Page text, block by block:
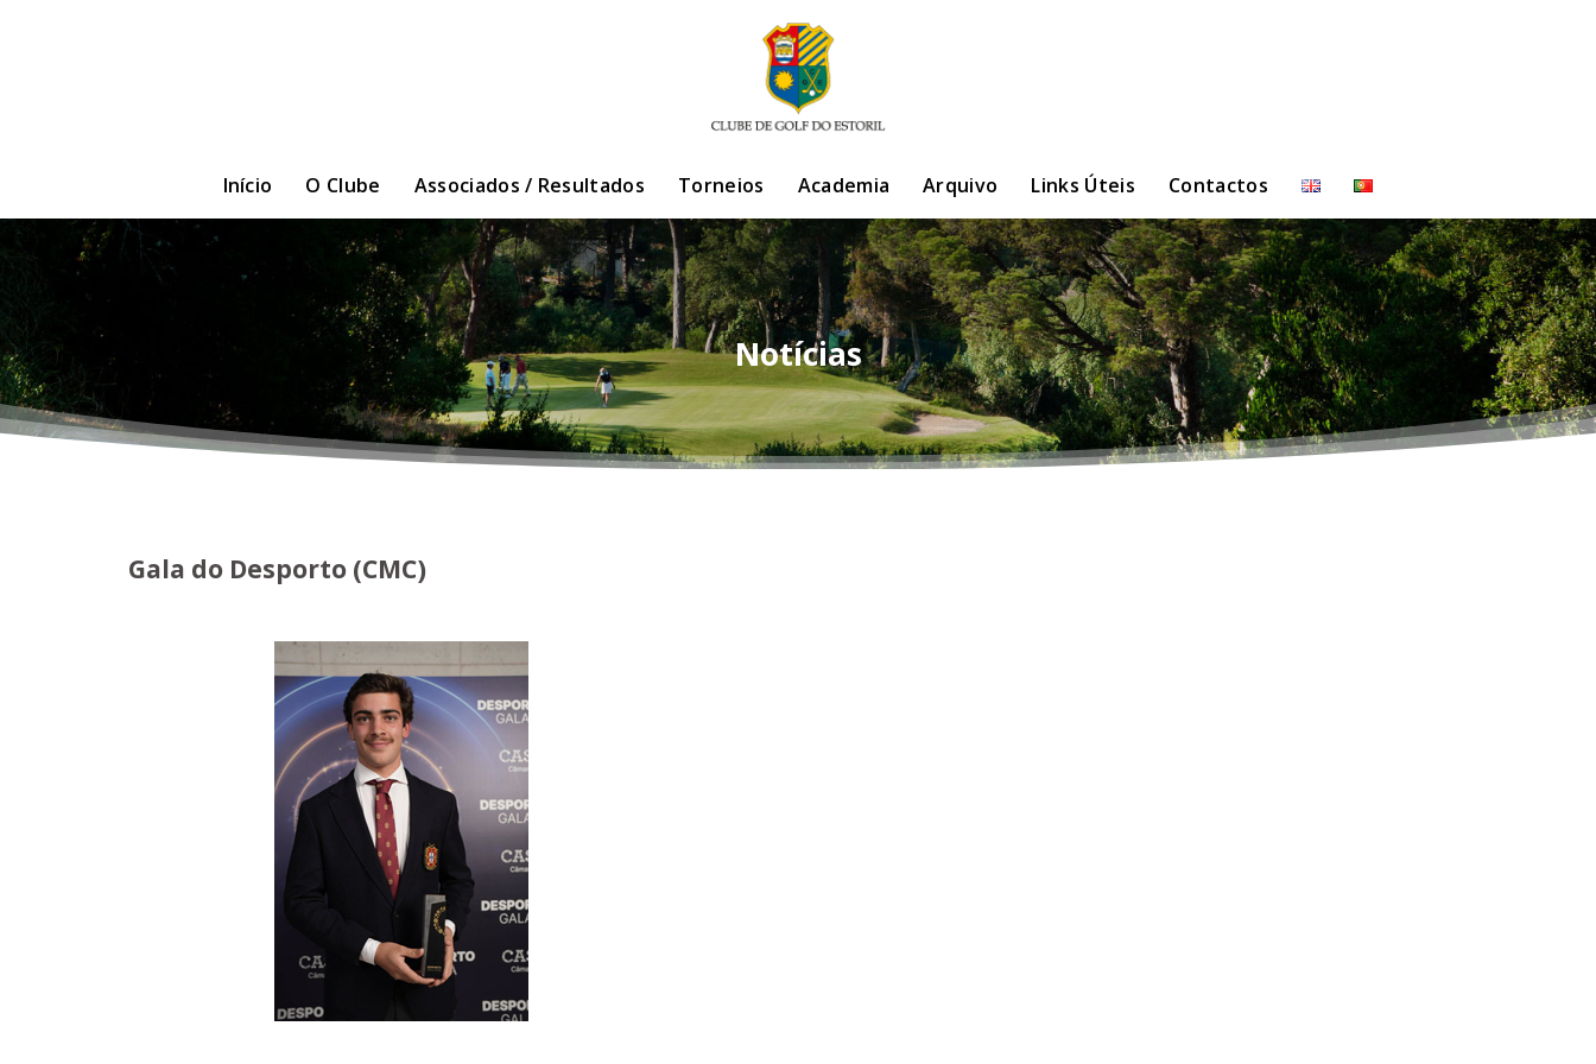
Início O Clube Associados / Resultados Torneios Academia Arquivo Links Úteis Contactos
Notícias
Gala do Desporto (CMC)